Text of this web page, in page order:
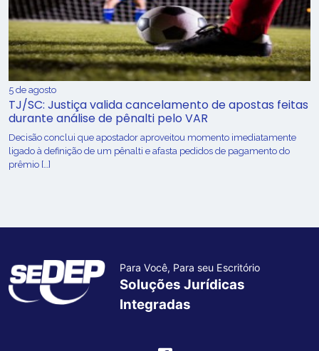
5 de agosto
TJ/SC: Justiça valida cancelamento de apostas feitas
durante análise de pênalti pelo VAR
Decisão conclui que apostador aproveitou momento imediatamente
ligado à definição de um pênalti e afasta pedidos de pagamento do
prêmio […]
Para Você, Para seu Escritório
Soluções Jurídicas
Integradas